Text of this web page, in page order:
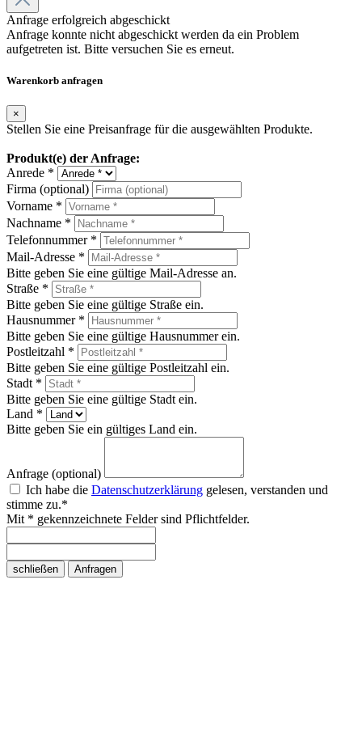
Anfrage erfolgreich abgeschickt
Anfrage konnte nicht abgeschickt werden da ein Problem
aufgetreten ist. Bitte versuchen Sie es erneut.
Warenkorb anfragen
×
Stellen Sie eine Preisanfrage für die ausgewählten Produkte.
Produkt(e) der Anfrage:
Anrede *
Firma (optional)
Vorname *
Nachname *
Telefonnummer *
Mail-Adresse *
Bitte geben Sie eine gültige Mail-Adresse an.
Straße *
Bitte geben Sie eine gültige Straße ein.
Hausnummer *
Bitte geben Sie eine gültige Hausnummer ein.
Postleitzahl *
Bitte geben Sie eine gültige Postleitzahl ein.
Stadt *
Bitte geben Sie eine gültige Stadt ein.
Land *
Bitte geben Sie ein gültiges Land ein.
Anfrage (optional)
Ich habe die Datenschutzerklärung gelesen, verstanden und
stimme zu.*
Mit * gekennzeichnete Felder sind Pflichtfelder.
schließen Anfragen